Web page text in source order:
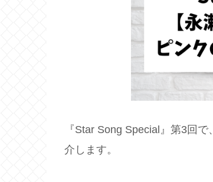
『Star Song Special』第3回
介します。